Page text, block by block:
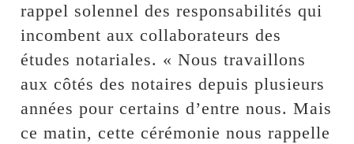
rappel solennel des responsabilités qui
incombent aux collaborateurs des
études notariales. « Nous travaillons
aux côtés des notaires depuis plusieurs
années pour certains d’entre nous. Mais
ce matin, cette cérémonie nous rappelle